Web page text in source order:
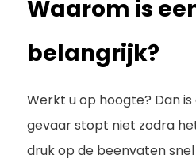
Waarom is
belangrijk?
Werkt u op hoogte? Dan
gevaar stopt niet zodra
druk op de beenvaten